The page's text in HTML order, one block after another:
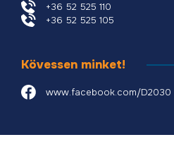
+36 52 525 110
+36 52 525 105
Kövessen minket!
www.facebook.com/D2030